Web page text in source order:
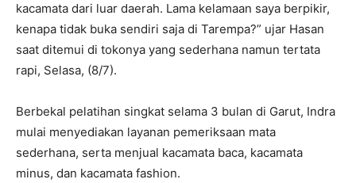
kacamata dari luar daerah. Lama kelamaan saya berpikir,
kenapa tidak buka sendiri saja di Tarempa?” ujar Hasan
saat ditemui di tokonya yang sederhana namun tertata
rapi, Selasa, (8/7).
Berbekal pelatihan singkat selama 3 bulan di Garut, Indra
mulai menyediakan layanan pemeriksaan mata
sederhana, serta menjual kacamata baca, kacamata
minus, dan kacamata fashion.